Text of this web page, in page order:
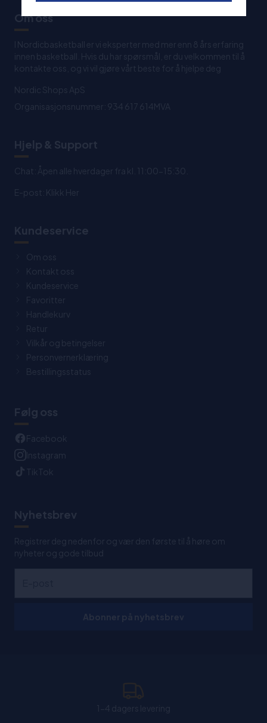
Om oss
I Nordicbasketball er vi eksperter med mer enn 8 års erfaring
innen basketball. Hvis du har spørsmål, er du velkommen til å
kontakte oss, og vi vil gjøre vårt beste for å hjelpe deg
Nordic Shops ApS
Organisasjonsnummer: 934 617 614MVA
Hjelp & Support
Chat: Åpen alle hverdager fra kl. 11:00-15:30.
E-post: Klikk Her
Kundeservice
Om oss
Kontakt oss
Kundeservice
Favoritter
Handlekurv
Retur
Vilkår og betingelser
Personvernerklæring
Bestillingsstatus
Følg oss
Facebook
Instagram
TikTok
Nyhetsbrev
Registrer deg nedenfor og vær den første til å høre om
nyheter og gode tilbud